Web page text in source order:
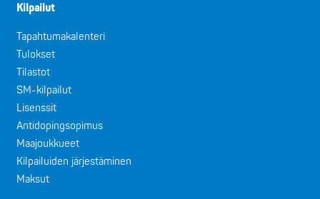
Kilpailut
Tapahtumakalenteri
Tulokset
Tilastot
SM-kilpailut
Lisenssit
Antidopingsopimus
Maajoukkueet
Kilpailuiden järjestäminen
Maksut